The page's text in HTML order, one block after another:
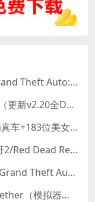
侠盗猎车手：罪恶都市重制版/Grand Theft Auto: Vice City – The Definitive Edition
赛博朋克2077/Cyberpunk 2077（更新v2.20全DLC）
GTA5中国风（1.41整合版1300辆真车+183位美女与英雄+200%存档）
荒野大镖客2：救赎终极版/大表哥2/Red Dead Redemption 2: Ultimate Edition（更新v1491.50终极版）
侠盗猎车手：圣安地列斯重制版/Grand Theft Auto: San Andreas – The Definitive Edition（更新v1.113.49697469）
女神驾到：夏日甜心/Happy Together（模拟器版-升级豪华终极珍藏版+全DLC）